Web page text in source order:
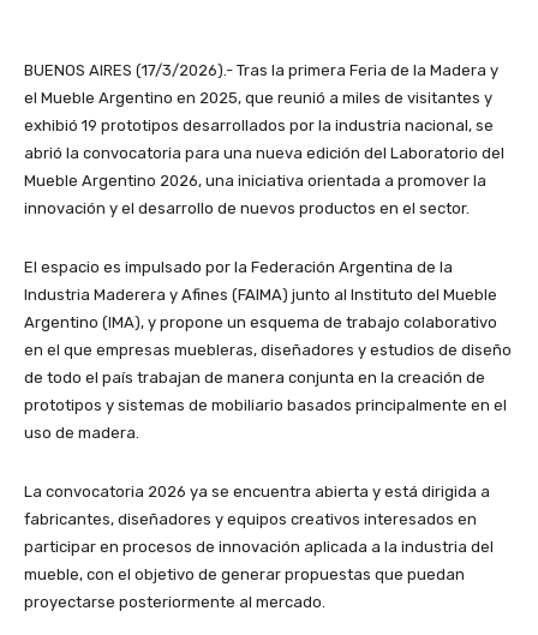
BUENOS AIRES (17/3/2026).- Tras la primera Feria de la Madera y
el Mueble Argentino en 2025, que reunió a miles de visitantes y
exhibió 19 prototipos desarrollados por la industria nacional, se
abrió la convocatoria para una nueva edición del Laboratorio del
Mueble Argentino 2026, una iniciativa orientada a promover la
innovación y el desarrollo de nuevos productos en el sector.
El espacio es impulsado por la Federación Argentina de la
Industria Maderera y Afines (FAIMA) junto al Instituto del Mueble
Argentino (IMA), y propone un esquema de trabajo colaborativo
en el que empresas muebleras, diseñadores y estudios de diseño
de todo el país trabajan de manera conjunta en la creación de
prototipos y sistemas de mobiliario basados principalmente en el
uso de madera.
La convocatoria 2026 ya se encuentra abierta y está dirigida a
fabricantes, diseñadores y equipos creativos interesados en
participar en procesos de innovación aplicada a la industria del
mueble, con el objetivo de generar propuestas que puedan
proyectarse posteriormente al mercado.